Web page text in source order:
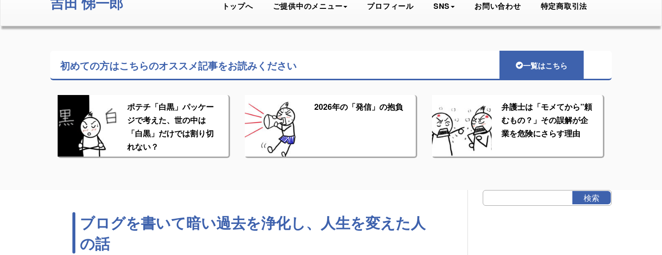
トップへ ご提供中のメニュー プロフィール SNS お問い合わせ 特定商取引法
初めての方はこちらのオススメ記事をお読みください 一覧はこちら
ポテチ「白黒」パッケー
ジで考えた、世の中は
「白黒」だけでは割り切
れない？
2026年の「発信」の抱負
弁護士は「モメてから”頼
むもの？」その誤解が企
業を危険にさらす理由
ブログを書いて暗い過去を浄化し、人生を変えた人
の話